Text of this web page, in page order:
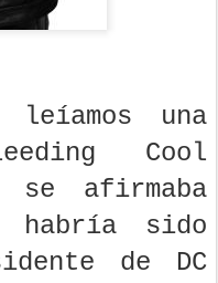
leíamos una
Cool
se afirmaba
habría sido
de DC